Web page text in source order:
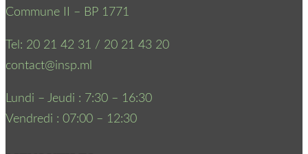
Commune II – BP 1771
Tel: 20 21 42 31 / 20 21 43 20
contact@insp.ml
Lundi – Jeudi : 7:30 – 16:30
Vendredi : 07:00 – 12:30